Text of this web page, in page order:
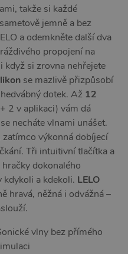
takže si každé
jemně a bez
a odemkněte další dva
propojení na
když si zrovna nehřejete
se mazlivě přizpůsobí
dotek. Až 12
2 v aplikaci) vám dá
necháte vlnami unášet.
výkonná dobíjecí
Tři intuitivní tlačítka a
dokonalého
a kdekoli. LELO
hravá, něžná i odvážná –
vlny bez přímého